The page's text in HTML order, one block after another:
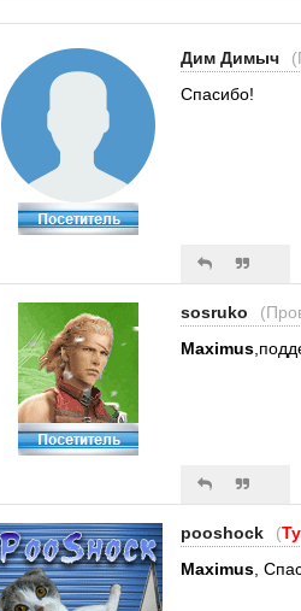
Дим Димыч
Спасибо!
sosruko
Maximus
pooshock (
Maximus ,